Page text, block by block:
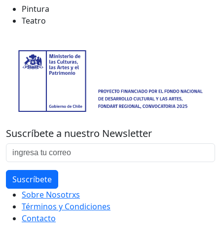
Pintura
Teatro
Suscríbete a nuestro Newsletter
Sobre Nosotrxs
Términos y Condiciones
Contacto